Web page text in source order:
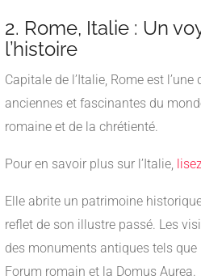
2. Rome, Italie : Un
l’histoire
Capitale de l’Italie, Rome est
anciennes et fascinantes du
romaine et de la chrétienté.
Pour en savoir plus sur l’Italie,
Elle abrite un patrimoine
reflet de son illustre passé. Les
des monuments antiques tels que
Forum romain et la Domus Aurea.